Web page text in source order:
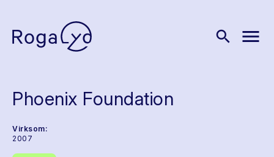
search menu
Phoenix Foundation
Virksom:
2007